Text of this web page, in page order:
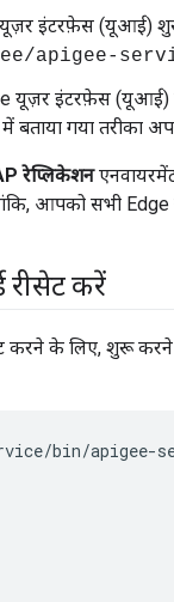
इंटरफ़ेस (यूआई)
apigee-
यूज़र इंटरफ़ेस
में बताया गया तरीका
रेप्लिकेशन
आपको सभी
रीसेट करें
करने के लिए, शुरू
bin/apigee-